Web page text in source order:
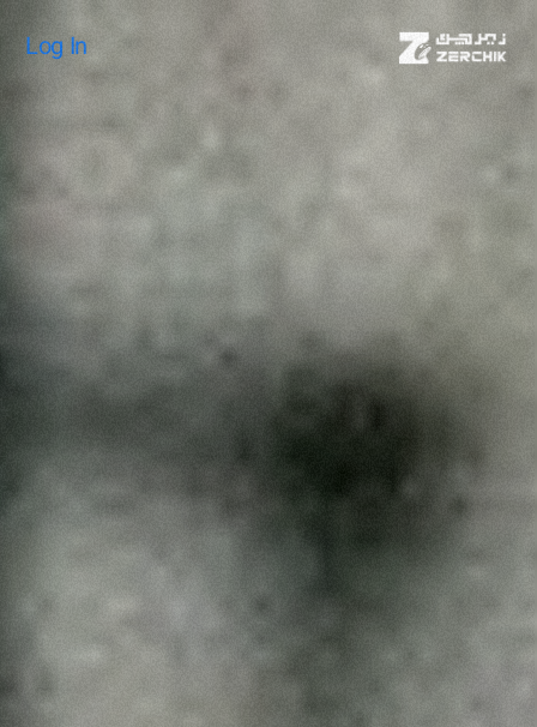
Log In
Log In